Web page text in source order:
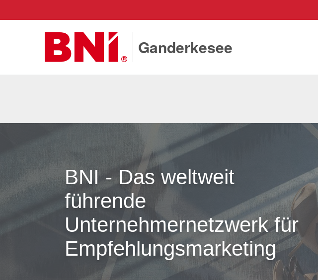
Ganderkesee
BNI - Das weltweit
führende
Unternehmernetzwerk für
Empfehlungsmarketing